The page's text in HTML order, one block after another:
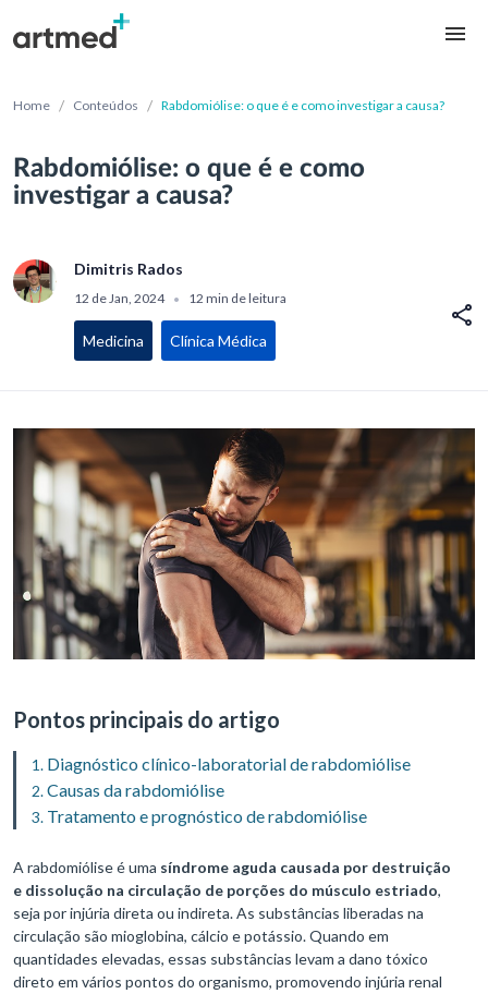
Home / Conteúdos / Rabdomiólise: o que é e como investigar a causa?
Rabdomiólise: o que é e como
investigar a causa?
Dimitris Rados
12 de Jan, 2024 • 12 min de leitura
Medicina Clínica Médica
Pontos principais do artigo
Diagnóstico clínico-laboratorial de rabdomiólise
Causas da rabdomiólise
Tratamento e prognóstico de rabdomiólise
A rabdomiólise é uma síndrome aguda causada por destruição
e dissolução na circulação de porções do músculo estriado,
seja por injúria direta ou indireta. As substâncias liberadas na
circulação são mioglobina, cálcio e potássio. Quando em
quantidades elevadas, essas substâncias levam a dano tóxico
direto em vários pontos do organismo, promovendo injúria renal